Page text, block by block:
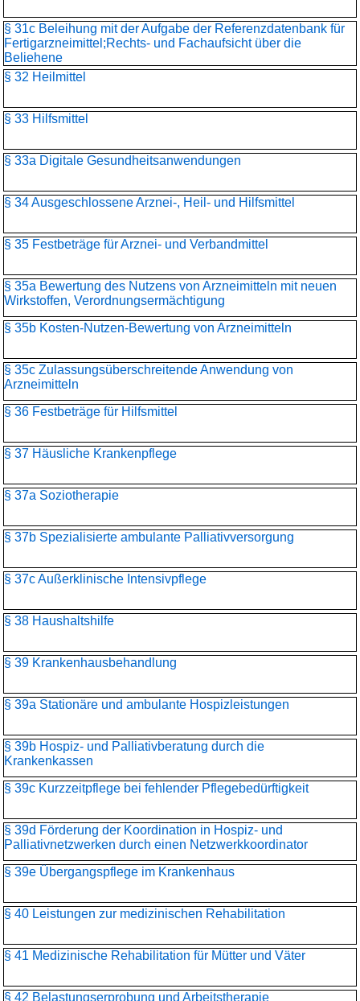
§ 31c Beleihung mit der Aufgabe der Referenzdatenbank für
Fertigarzneimittel;Rechts- und Fachaufsicht über die
Beliehene
§ 32 Heilmittel
§ 33 Hilfsmittel
§ 33a Digitale Gesundheitsanwendungen
§ 34 Ausgeschlossene Arznei-, Heil- und Hilfsmittel
§ 35 Festbeträge für Arznei- und Verbandmittel
§ 35a Bewertung des Nutzens von Arzneimitteln mit neuen
Wirkstoffen, Verordnungsermächtigung
§ 35b Kosten-Nutzen-Bewertung von Arzneimitteln
§ 35c Zulassungsüberschreitende Anwendung von
Arzneimitteln
§ 36 Festbeträge für Hilfsmittel
§ 37 Häusliche Krankenpflege
§ 37a Soziotherapie
§ 37b Spezialisierte ambulante Palliativversorgung
§ 37c Außerklinische Intensivpflege
§ 38 Haushaltshilfe
§ 39 Krankenhausbehandlung
§ 39a Stationäre und ambulante Hospizleistungen
§ 39b Hospiz- und Palliativberatung durch die
Krankenkassen
§ 39c Kurzzeitpflege bei fehlender Pflegebedürftigkeit
§ 39d Förderung der Koordination in Hospiz- und
Palliativnetzwerken durch einen Netzwerkkoordinator
§ 39e Übergangspflege im Krankenhaus
§ 40 Leistungen zur medizinischen Rehabilitation
§ 41 Medizinische Rehabilitation für Mütter und Väter
§ 42 Belastungserprobung und Arbeitstherapie